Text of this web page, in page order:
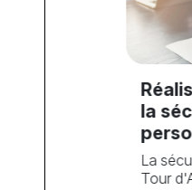
la
La
Tour